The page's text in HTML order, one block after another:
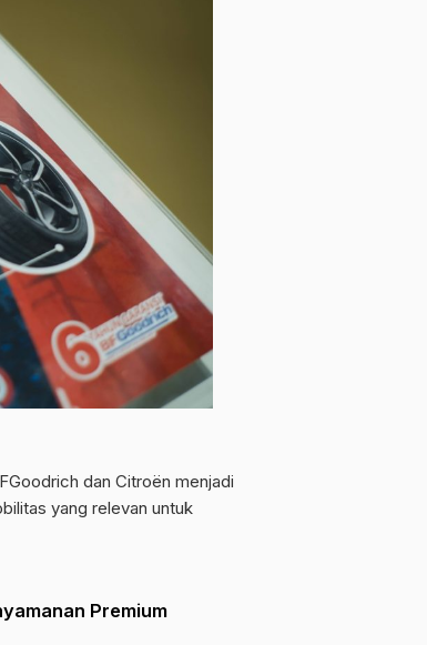
dan Citroën menjadi
yang relevan untuk
Premium